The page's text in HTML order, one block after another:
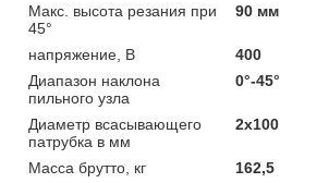
Макс. высота резания при
45°
90 мм
напряжение, В
400
Диапазон наклона
пильного узла
0°-45°
Диаметр всасывающего
патрубка в мм
2х100
Масса брутто, кг
162,5